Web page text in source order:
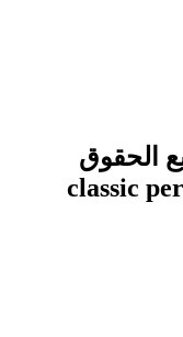
الحقوق